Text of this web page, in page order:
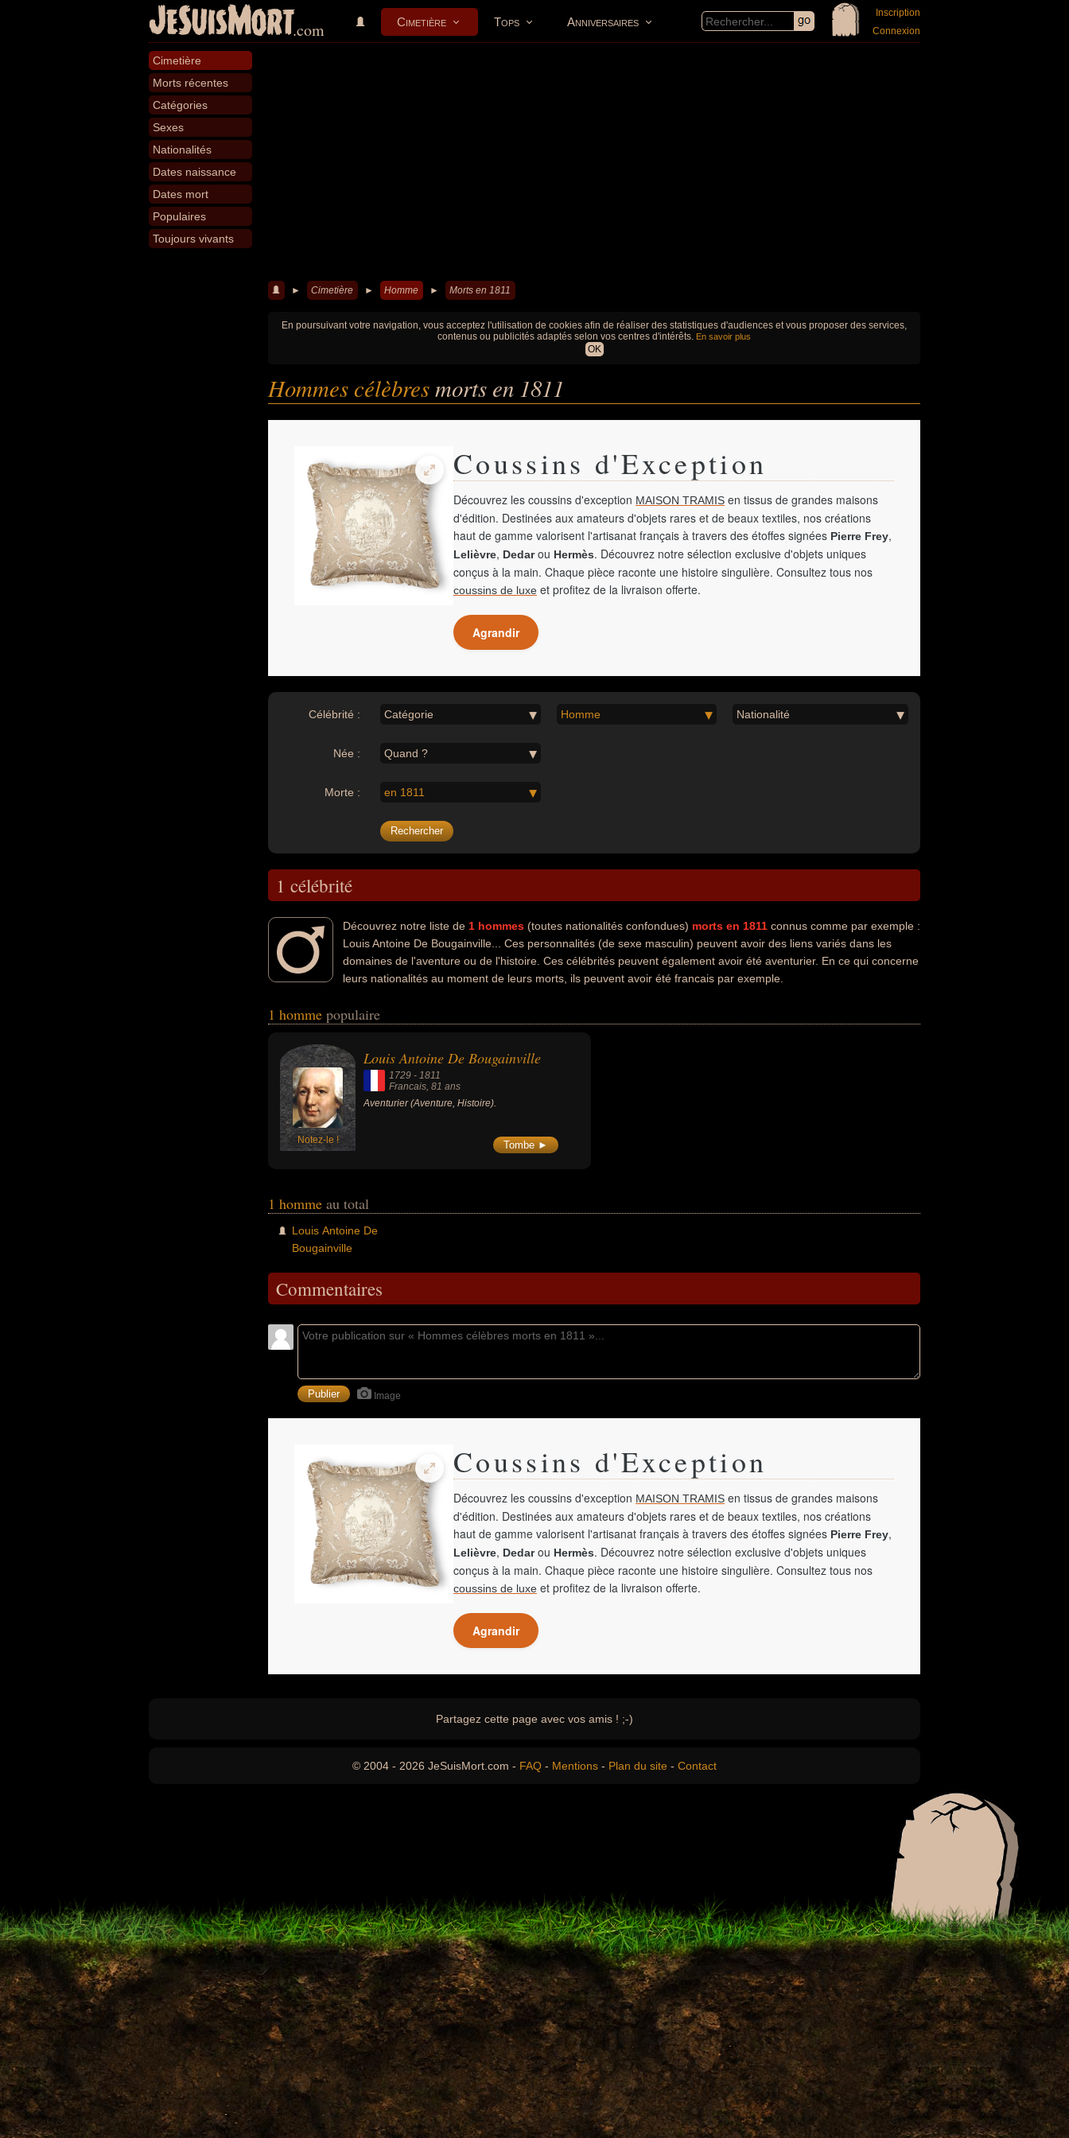
JeSuisMort.com Cimetière Tops Anniversaires
Inscription
Connexion
Cimetière
Morts récentes
Catégories
Sexes
Nationalités
Dates naissance
Dates mort
Populaires
Toujours vivants
► Cimetière ► Homme ► Morts en 1811
En poursuivant votre navigation, vous acceptez l'utilisation de cookies afin de réaliser des statistiques d'audiences et vous proposer des services,
contenus ou publicités adaptés selon vos centres d'intérêts. En savoir plus
OK
Hommes célèbresmorts en 1811
Coussins d'Exception
Découvrez les coussins d'exception MAISON TRAMIS en tissus de grandes maisons
d'édition. Destinées aux amateurs d'objets rares et de beaux textiles, nos créations
haut de gamme valorisent l'artisanat français à travers des étoffes signées Pierre Frey,
Lelièvre, Dedarou Hermès. Découvrez notre sélection exclusive d'objets uniques
conçus à la main. Chaque pièce raconte une histoire singulière. Consultez tous nos
coussins de luxe et profitez de la livraison offerte.
Agrandir
Célébrité : Catégorie Homme Nationalité
Née : Quand ?
Morte : en 1811
1 célébrité
Découvrez notre liste de 1 hommes (toutes nationalités confondues) morts en 1811 connus comme par exemple :
Louis Antoine De Bougainville... Ces personnalités (de sexe masculin) peuvent avoir des liens variés dans les
domaines de l'aventure ou de l'histoire. Ces célébrités peuvent également avoir été aventurier. En ce qui concerne
leurs nationalités au moment de leurs morts, ils peuvent avoir été francais par exemple.
1 homme populaire
Notez-le !
Louis Antoine De Bougainville
1729 - 1811
Francais, 81 ans
Aventurier (Aventure, Histoire).
Tombe ►
1 homme au total
Louis Antoine De
Bougainville
Commentaires
Image
Coussins d'Exception
Découvrez les coussins d'exception MAISON TRAMIS en tissus de grandes maisons
d'édition. Destinées aux amateurs d'objets rares et de beaux textiles, nos créations
haut de gamme valorisent l'artisanat français à travers des étoffes signées Pierre Frey,
Lelièvre, Dedarou Hermès. Découvrez notre sélection exclusive d'objets uniques
conçus à la main. Chaque pièce raconte une histoire singulière. Consultez tous nos
coussins de luxe et profitez de la livraison offerte.
Agrandir
Partagez cette page avec vos amis ! ;-)
© 2004 - 2026 JeSuisMort.com - FAQ - Mentions - Plan du site - Contact